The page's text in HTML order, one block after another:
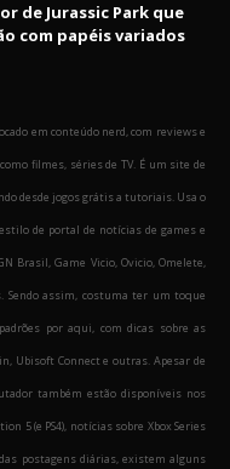
de Jurassic Park que
com papéis variados
em conteúdo nerd, com reviews e
filmes, séries de TV. É um site de
desde jogos grátis a tutoriais. Usa o
de portal de notícias de games e
Brasil, Game Vicio, Ovicio, Omelete,
Sendo assim, costuma ter um toque
por aqui, com dicas sobre as
Ubisoft Connect e outras. Apesar de
também estão disponíveis nos
5 (e PS4), notícias sobre Xbox Series
postagens diárias, existem alguns